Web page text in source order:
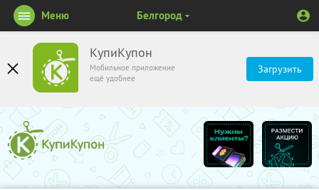
КупиКупон
Мобильное приложение
ещё удобнее
Загрузить
Меню Белгород